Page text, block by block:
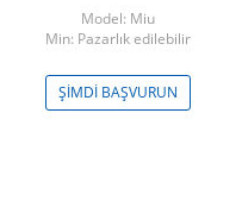
Model: Miu
Min: Pazarlık edilebilir
ŞIMDI BAŞVURUN